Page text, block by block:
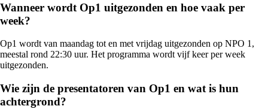
Wanneer wordt Op1 uitgezonden en hoe vaak per
week?
Op1 wordt van maandag tot en met vrijdag uitgezonden op NPO 1,
meestal rond 22:30 uur. Het programma wordt vijf keer per week
uitgezonden.
Wie zijn de presentatoren van Op1 en wat is hun
achtergrond?